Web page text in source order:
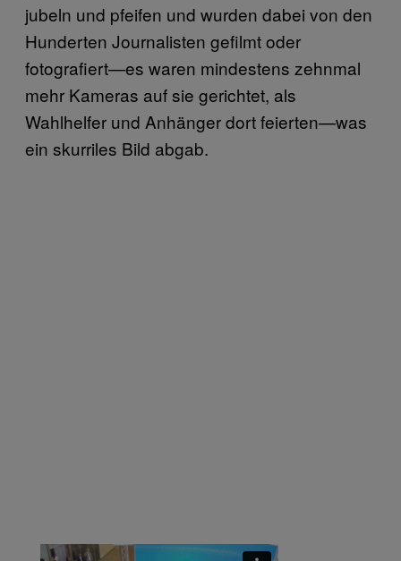
jubeln und pfeifen und wurden dabei von den
Hunderten Journalisten gefilmt oder
fotografiert—es waren mindestens zehnmal
mehr Kameras auf sie gerichtet, als
Wahlhelfer und Anhänger dort feierten—was
ein skurriles Bild abgab.